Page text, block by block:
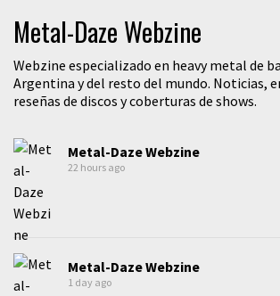
Metal-Daze Webzine
Webzine especializado en heavy metal de
Argentina y del resto del mundo. Noticias,
reseñas de discos y coberturas de shows.
Metal-Daze Webzine
22 hours ago
Metal-Daze Webzine
1 day ago